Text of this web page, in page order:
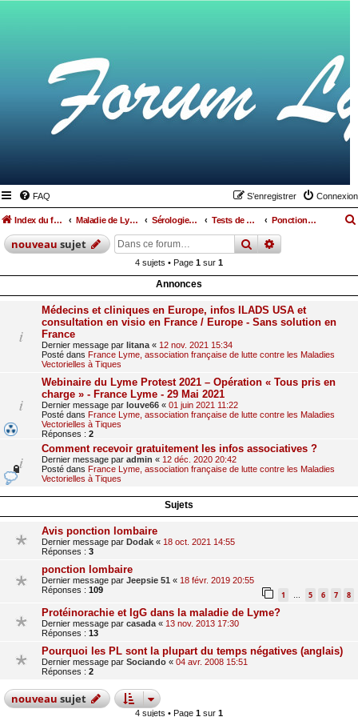
FAQ Connexion
S’enregistrer
Index du forum Maladie de Lyme Sérologies, ponctions lombaires, IRM et autres examens Tests de détection Lyme et coinfections Ponctions lombaires
nouveausujet rechercher
recherche
4 sujets • Page 1 sur 1
Annonces
Médecins et cliniques en Europe, infos ILADS USA et
consultation en visio en France / Europe - Sans solution en
France
Dernier message par litana « 12 nov. 2021 15:34
Posté dans France Lyme, association française de lutte contre les Maladies
Vectorielles à Tiques
Webinaire du Lyme Protest 2021 – Opération « Tous pris en
charge » - France Lyme - 29 Mai 2021
Dernier message par louve66 « 01 juin 2021 11:22
Posté dans France Lyme, association française de lutte contre les Maladies
Vectorielles à Tiques
Réponses : 2
Comment recevoir gratuitement les infos associatives ?
Dernier message par admin « 12 déc. 2020 20:42
Posté dans France Lyme, association française de lutte contre les Maladies
Vectorielles à Tiques
Sujets
Avis ponction lombaire
Dernier message par Dodak « 18 oct. 2021 14:55
Réponses : 3
ponction lombaire
Dernier message par Jeepsie 51 « 18 févr. 2019 20:55
Réponses : 109 1 … 5 6 7 8
Protéinorachie et IgG dans la maladie de Lyme?
Dernier message par casada « 13 nov. 2013 17:30
Réponses : 13
Pourquoi les PL sont la plupart du temps négatives (anglais)
Dernier message par Sociando « 04 avr. 2008 15:51
Réponses : 2
nouveausujet
4 sujets • Page 1 sur 1